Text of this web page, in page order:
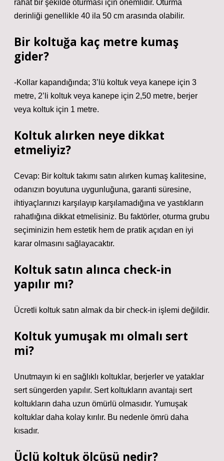
rahat bir şekilde oturması için önemlidir. Oturma
derinliği genellikle 40 ila 50 cm arasında olabilir.
Bir koltuğa kaç metre kumaş
gider?
-Kollar kapandığında; 3’lü koltuk veya kanepe için 3
metre, 2’li koltuk veya kanepe için 2,50 metre, berjer
veya koltuk için 1 metre.
Koltuk alırken neye dikkat
etmeliyiz?
Cevap: Bir koltuk takımı satın alırken kumaş kalitesine,
odanızın boyutuna uygunluğuna, garanti süresine,
ihtiyaçlarınızı karşılayıp karşılamadığına ve yastıkların
rahatlığına dikkat etmelisiniz. Bu faktörler, oturma grubu
seçiminizin hem estetik hem de pratik açıdan en iyi
karar olmasını sağlayacaktır.
Koltuk satın alınca check-in
yapılır mı?
Ücretli koltuk satın almak da bir check-in işlemi değildir.
Koltuk yumuşak mı olmalı sert
mi?
Unutmayın ki en sağlıklı koltuklar, berjerler ve yataklar
sert süngerden yapılır. Sert koltukların avantajı sert
koltukların daha uzun ömürlü olmasıdır. Yumuşak
koltuklar daha kolay kırılır. Bu nedenle ömrü daha
kısadır.
Üçlü koltuk ölçüsü nedir?